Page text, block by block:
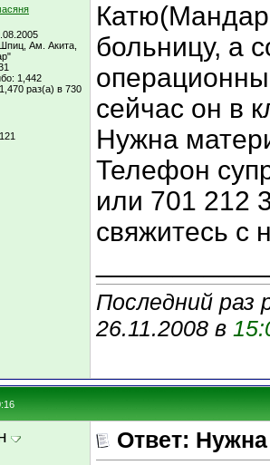
Ам. Акита,
1,442
раз(а) в 730
121
больницу, а
сейчас он в
Нужна
Телефон
или 701 212
свяжитесь с
Последний раз
26.11.2008 в
Ответ: